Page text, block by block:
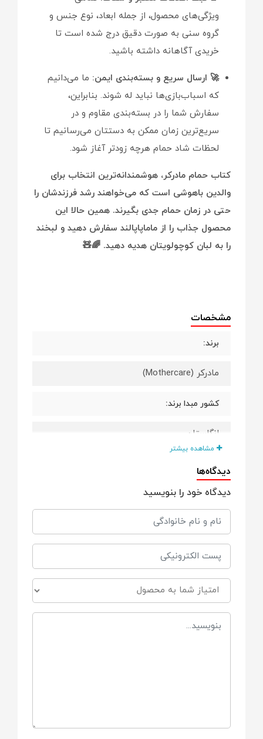
ویژگی‌های محصول، از جمله ابعاد، نوع جنس و
گروه سنی به صورت دقیق درج شده است تا
خریدی آگاهانه داشته باشید.
🚀 ارسال سریع و بسته‌بندی ایمن: ما می‌دانیم
که اسباب‌بازی‌ها نباید له شوند. بنابراین،
سفارش شما را در بسته‌بندی مقاوم و در
سریع‌ترین زمان ممکن به دستتان می‌رسانیم تا
لحظات شاد حمام هرچه زودتر آغاز شود.
کتاب حمام مادرکر، هوشمندانه‌ترین انتخاب برای
والدین باهوشی است که می‌خواهند رشد فرزندشان را
حتی در زمان حمام جدی بگیرند. همین حالا این
محصول جذاب را از ماماپاپالند سفارش دهید و لبخند
را به لبان کوچولویتان هدیه دهید. 🌈🧸
مشخصات
برند:
مادرکر (Mothercare)
کشور مبدا برند:
انگلستان
کشور سازنده:
تحت لیسانس و کنترل کیفیت مادرکر
گروه سنی:
از بدو تولد (۰+ ماه)
نوع محصول:
کتاب حمام و اسباب‌بازی آموزشی
مشاهده بیشتر
دیدگاه‌ها
دیدگاه خود را بنویسید